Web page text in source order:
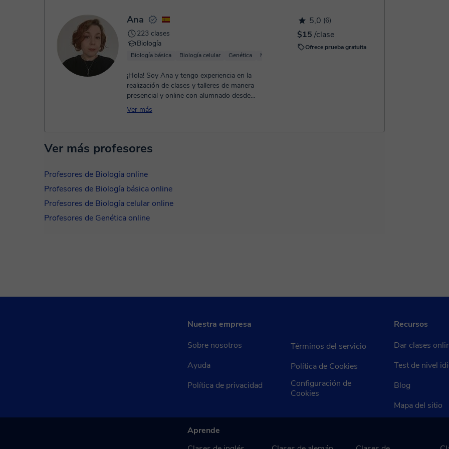
Una vez realices el pago de la clase, recibirás un e-mail de confirmación de la reserva.
5,0 (6)
$15 /clase
Ofrece prueba gratuita
Ana
223 clases
Biología
Biología básica Biología celular Genética Microbiología
¡Hola! Soy Ana y tengo experiencia en la
realización de clases y talleres de manera
presencial y online con alumnado desde
Educación Infantil hasta Gr...
Ver más
Ver más profesores
Profesores de Biología online
Profesores de Biología básica online
Profesores de Biología celular online
Profesores de Genética online
Nuestra empresa
Sobre nosotros
Ayuda
Política de privacidad
Términos del servicio
Política de Cookies
Configuración de
Cookies
Recursos
Dar clases
Test de nivel
Blog
Mapa del sitio
Aprende